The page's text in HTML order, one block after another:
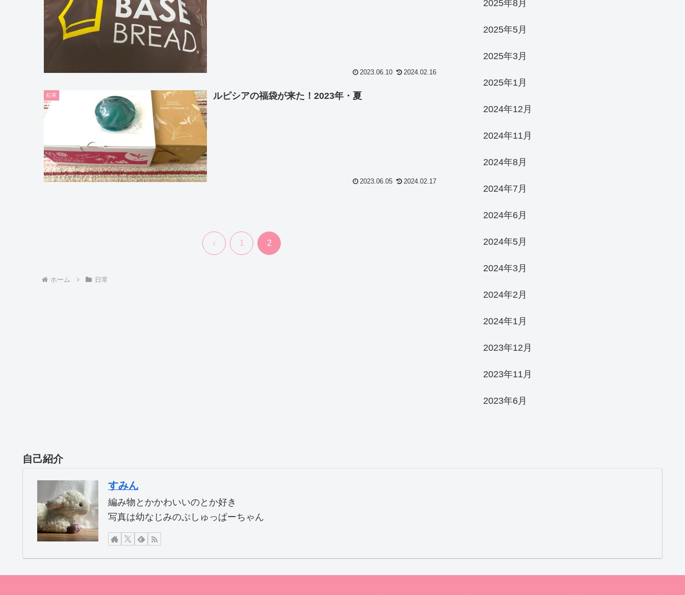
2023.06.10 2024.02.16
紅茶 ルピシアの福袋が来た！2023年・夏
2023.06.05 2024.02.17
前 1 2
ホーム 日常
2025年8月
2025年5月
2025年3月
2025年1月
2024年12月
2024年11月
2024年8月
2024年7月
2024年6月
2024年5月
2024年3月
2024年2月
2024年1月
2023年12月
2023年11月
2023年6月
自己紹介
すみん
編み物とかかわいいのとか好き
写真は幼なじみのぷしゅっぱーちゃん